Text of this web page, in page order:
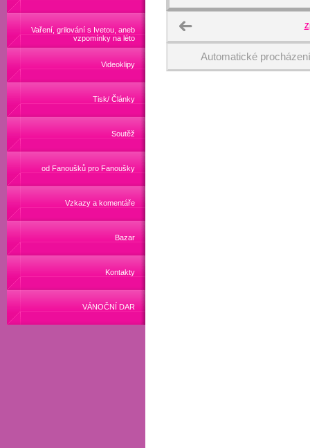
Vaření, grilování s Ivetou, aneb
vzpomínky na léto
Videoklipy
Tisk/ Články
Soutěž
od Fanoušků pro Fanoušky
Vzkazy a komentáře
Bazar
Kontakty
VÁNOČNÍ DAR
Automatické